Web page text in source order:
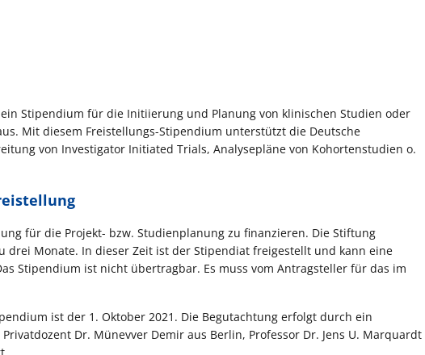
Stipendium für die Initiierung und Planung von klinischen Studien oder
Mit diesem Freistellungs-Stipendium unterstützt die Deutsche
von Investigator Initiated Trials, Analysepläne von Kohortenstudien o.
für die Projekt- bzw. Studienplanung zu finanzieren. Die Stiftung
Monate. In dieser Zeit ist der Stipendiat freigestellt und kann eine
Stipendium ist nicht übertragbar. Es muss vom Antragsteller für das im
ist der 1. Oktober 2021. Die Begutachtung erfolgt durch ein
Dr. Münevver Demir aus Berlin, Professor Dr. Jens U. Marquardt